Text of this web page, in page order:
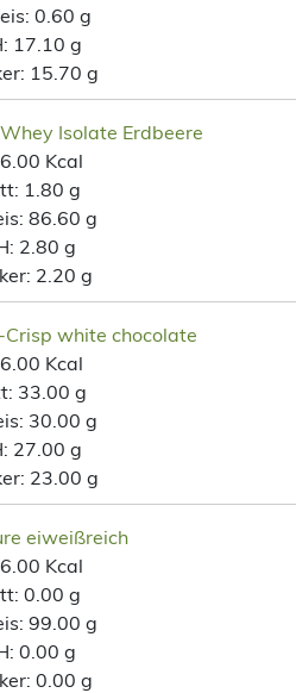
0.60 g
17.10 g
15.70 g
Isolate Erdbeere
Kcal
1.80 g
86.60 g
2.80 g
2.20 g
white chocolate
Kcal
33.00 g
30.00 g
27.00 g
23.00 g
eiweißreich
Kcal
0.00 g
99.00 g
0.00 g
0.00 g